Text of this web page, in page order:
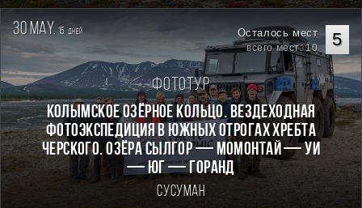
30 may.15 дней 5
Осталось мест
всего мест: 10
Фототур
КОЛЫМСКОЕ ОЗЁРНОЕ КОЛЬЦО. Вездеходная
фотоэкспедиция в южных отрогах хребта
Черского. Озёра Сылгор — Момонтай — Уи
— Юг — Горанд
Сусуман